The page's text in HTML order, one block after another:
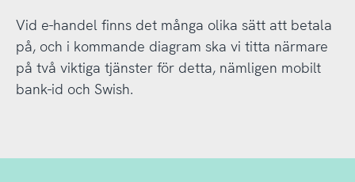
Vid e-handel finns det många olika sätt att betala
på, och i kommande diagram ska vi titta närmare
på två viktiga tjänster för detta, nämligen mobilt
bank-id och Swish.